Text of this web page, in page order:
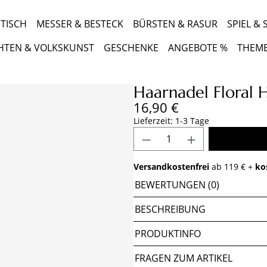
MESSER & BESTECK BÜRSTEN & RASUR
SPIEL &
& VOLKSKUNST
GESCHENKE ANGEBOTE %
Haarnadel Floral
Regulärer Preis:
16,90 €
Lieferzeit: 1-3 Tage
Produkt Anzahl:
Versandkostenfrei ab 119 € +
BEWERTUNGEN (0)
BESCHREIBUNG
PRODUKTINFO
FRAGEN ZUM ARTIKEL